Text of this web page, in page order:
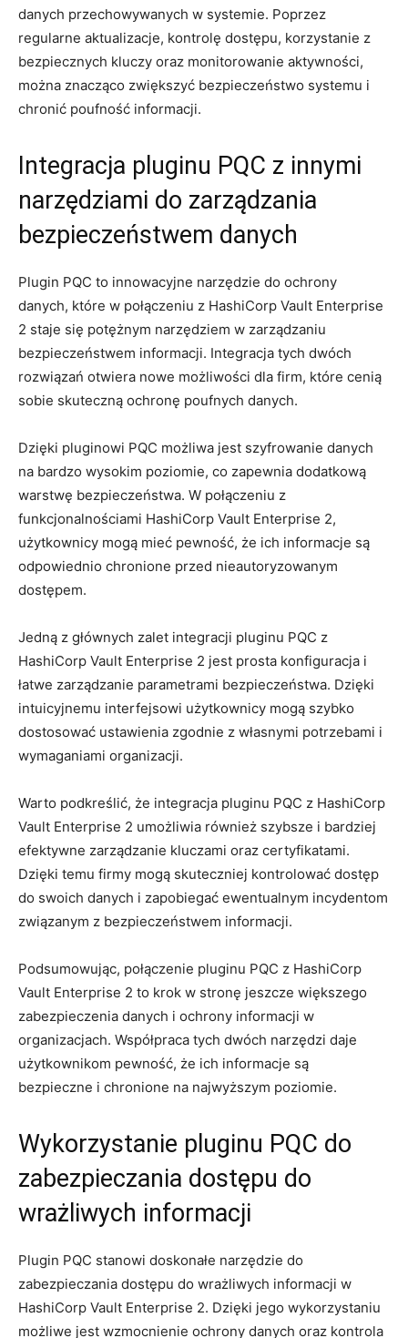
danych przechowywanych⁣ w systemie. Poprzez
regularne​ aktualizacje, kontrolę dostępu, korzystanie z
bezpiecznych kluczy oraz⁢ monitorowanie aktywności,
można znacząco zwiększyć bezpieczeństwo systemu ‌i‌
chronić​ poufność​ informacji.
Integracja pluginu PQC z⁢ innymi
narzędziami do ‍zarządzania
bezpieczeństwem danych
Plugin PQC to ‍innowacyjne narzędzie do ochrony
danych, które w połączeniu z HashiCorp Vault Enterprise
2 ⁢staje‌ się potężnym narzędziem‍ w⁤ zarządzaniu
bezpieczeństwem informacji. Integracja tych dwóch
rozwiązań otwiera nowe możliwości dla firm, które cenią
⁢sobie​ skuteczną ochronę poufnych danych.
Dzięki pluginowi PQC możliwa jest szyfrowanie danych⁢
na bardzo ⁤wysokim poziomie, co zapewnia dodatkową
warstwę​ bezpieczeństwa. W połączeniu z
funkcjonalnościami HashiCorp Vault Enterprise 2,
użytkownicy mogą mieć‍ pewność, że ich informacje są
odpowiednio chronione przed nieautoryzowanym
dostępem.
Jedną z głównych zalet integracji pluginu PQC ‌z
HashiCorp ⁣Vault Enterprise 2 ​jest prosta konfiguracja i
łatwe zarządzanie parametrami bezpieczeństwa. Dzięki
⁤intuicyjnemu interfejsowi użytkownicy mogą szybko
dostosować ustawienia zgodnie ⁤z własnymi potrzebami i
wymaganiami organizacji.
Warto podkreślić, że integracja pluginu PQC z HashiCorp
Vault Enterprise 2 umożliwia również szybsze i bardziej
efektywne zarządzanie kluczami oraz ‍certyfikatami.
Dzięki temu firmy mogą skuteczniej kontrolować dostęp
do swoich​ danych i ‌zapobiegać ewentualnym incydentom
związanym z bezpieczeństwem informacji.
Podsumowując,‌ połączenie pluginu PQC z HashiCorp
⁤Vault Enterprise⁢ 2⁣ to krok w⁣ stronę jeszcze⁣ większego
zabezpieczenia danych i ochrony⁢ informacji⁣ w
⁣organizacjach. Współpraca tych dwóch narzędzi daje
‍użytkownikom pewność, że ich informacje są
bezpieczne i⁢ chronione‍ na najwyższym poziomie.
Wykorzystanie pluginu PQC do
⁢zabezpieczania dostępu do ​
wrażliwych informacji
Plugin PQC stanowi doskonałe narzędzie do⁣
zabezpieczania dostępu do wrażliwych⁤ informacji w
HashiCorp Vault Enterprise 2. Dzięki jego wykorzystaniu
możliwe jest wzmocnienie ochrony ⁣danych oraz‌ kontrola